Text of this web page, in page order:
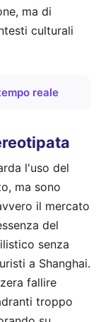
ma di
culturali
reale
l'uso del
ma sono
il mercato
del
senza
a Shanghai.
fallire
troppo